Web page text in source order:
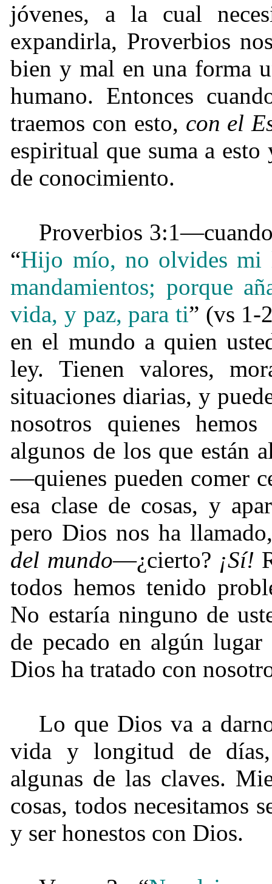
jóvenes, a la cual
expandirla, Proverbios
bien y mal en una forma
humano. Entonces
traemos con esto, con el
espiritual que suma a
de conocimiento.
Proverbios
“Hijo mío, no olvides mi
mandamientos; porque
vida, y paz, para ti” (vs 1-
en el mundo a quien
ley. Tienen valores,
situaciones diarias, y
nosotros quienes
algunos de los que están
—quienes pueden comer
esa clase de cosas, y
pero Dios nos ha
del mundo—¿cierto? ¡Sí!
todos hemos tenido
No estaría ninguno de
de pecado en algún
Dios ha tratado con
Lo que Dios va a
vida y longitud de
algunas de las claves.
cosas, todos necesitamos
y ser honestos con Dios.